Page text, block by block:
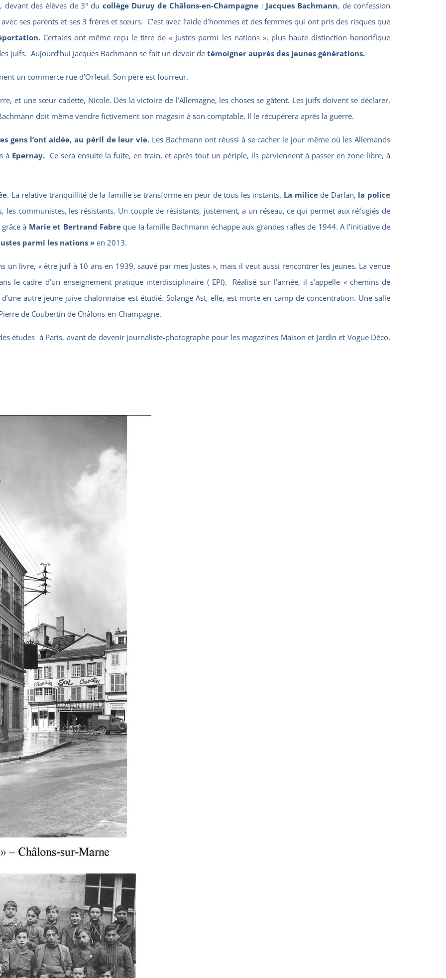
des élèves de 3° du collège Duruy de Châlons-en-Champagne : Jacques Bachmann, de confession
ses parents et ses 3 frères et sœurs. C’est avec l’aide d’hommes et des femmes qui ont pris des risques que
Certains ont même reçu le titre de « Justes parmi les nations », plus haute distinction honorifique
juifs. Aujourd’hui Jacques Bachmann se fait un devoir de témoigner auprès des jeunes générations.
un commerce rue d’Orfeuil. Son père est fourreur.
, et une sœur cadette, Nicole. Dès la victoire de l’Allemagne, les choses se gâtent. Les juifs doivent se déclarer,
doit même vendre fictivement son magasin à son comptable. Il le récupérera après la guerre.
gens l’ont aidée, au péril de leur vie. Les Bachmann ont réussi à se cacher le jour même où les Allemands
à Epernay. Ce sera ensuite la fuite, en train, et après tout un périple, ils parviennent à passer en zone libre, à
. La relative tranquillité de la famille se transforme en peur de tous les instants. La milicede Darlan, la police
les communistes, les résistants. Un couple de résistants, justement, a un réseau, ce qui permet aux réfugiés de
à Marie et Bertrand Fabreque la famille Bachmann échappe aux grandes rafles de 1944. A l’initiative de
parmi les nations » en 2013.
un livre, « être juif à 10 ans en 1939, sauvé par mes Justes », mais il veut aussi rencontrer les jeunes. La venue
le cadre d’un enseignement pratique interdisciplinaire ( EPI). Réalisé sur l’année, il s’appelle « chemins de
autre jeune juive chalonnaise est étudié. Solange Ast, elle, est morte en camp de concentration. Une salle
de Coubertin de Châlons-en-Champagne.
études à Paris, avant de devenir journaliste-photographe pour les magazines Maison et Jardin et Vogue Déco.